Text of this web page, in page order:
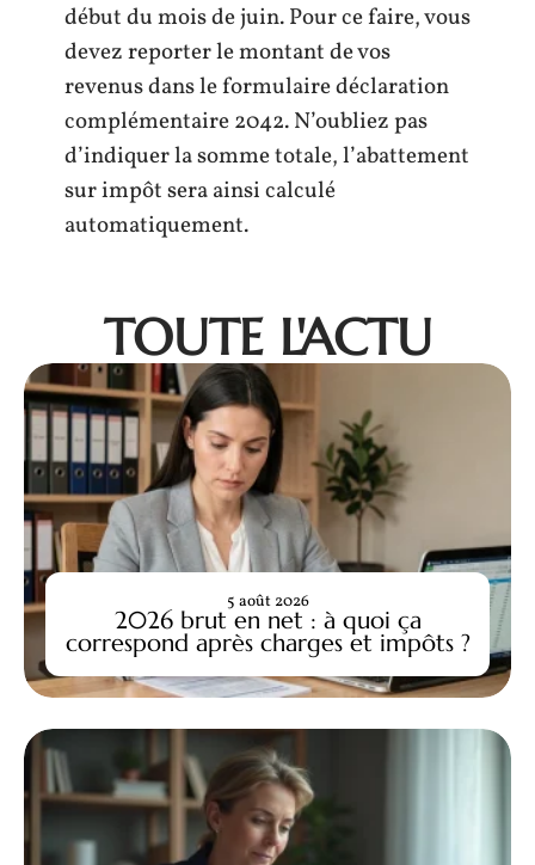
début du mois de juin. Pour ce faire, vous
devez reporter le montant de vos
revenus dans le formulaire déclaration
complémentaire 2042. N’oubliez pas
d’indiquer la somme totale, l’abattement
sur impôt sera ainsi calculé
automatiquement.
TOUTE L'ACTU
2026 brut en net : à quoi ça
correspond après charges et impôts ?
5 août 2026